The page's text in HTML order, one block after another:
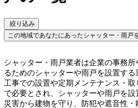
絞り込み
この地域であなたにあったシャッター・雨戸
シャッター・雨戸業者は企業の事務
るためのシャッターや雨戸を設置す
工事での設置や定期メンテナンス・
で必要とされ、シャッターや雨戸を
災害から建物を守り、防犯や遮音性・